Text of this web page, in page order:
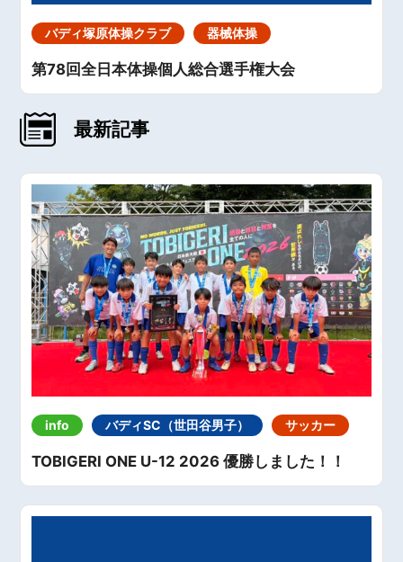
バディ塚原体操クラブ 器械体操
第78回全日本体操個人総合選手権大会
最新記事
info バディSC（世田谷男子） サッカー
TOBIGERI ONE U-12 2026 優勝しました！！